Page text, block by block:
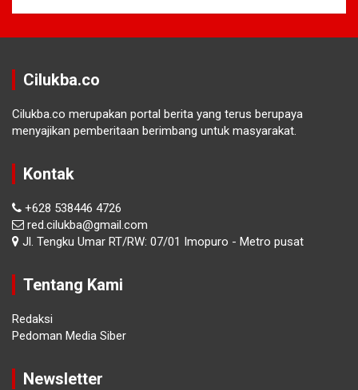
Cilukba.co
Cilukba.co merupakan portal berita yang terus berupaya
menyajikan pemberitaan berimbang untuk masyarakat.
Kontak
+628 538446 4726
red.cilukba@gmail.com
Jl. Tengku Umar RT/RW: 07/01 Imopuro - Metro pusat
Tentang Kami
Redaksi
Pedoman Media Siber
Newsletter